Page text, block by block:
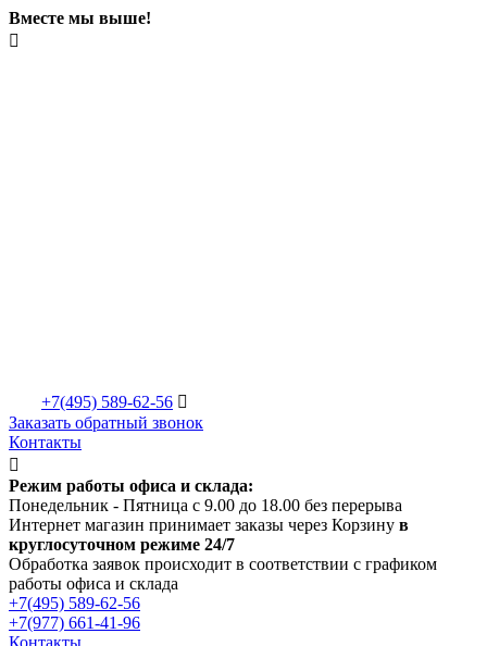
Вместе мы выше!

+7(495) 589-62-56 
Заказать обратный звонок
Контакты

Режим работы офиса и склада:
Понедельник - Пятница с 9.00 до 18.00 без перерыва
Интернет магазин принимает заказы через Корзину в
круглосуточном режиме 24/7
Обработка заявок происходит в соответствии с графиком
работы офиса и склада
+7(495) 589-62-56
+7(977) 661-41-96
Контакты